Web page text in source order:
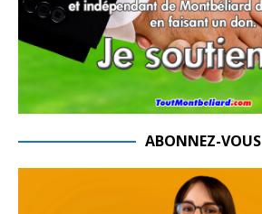
ABONNEZ-VOUS